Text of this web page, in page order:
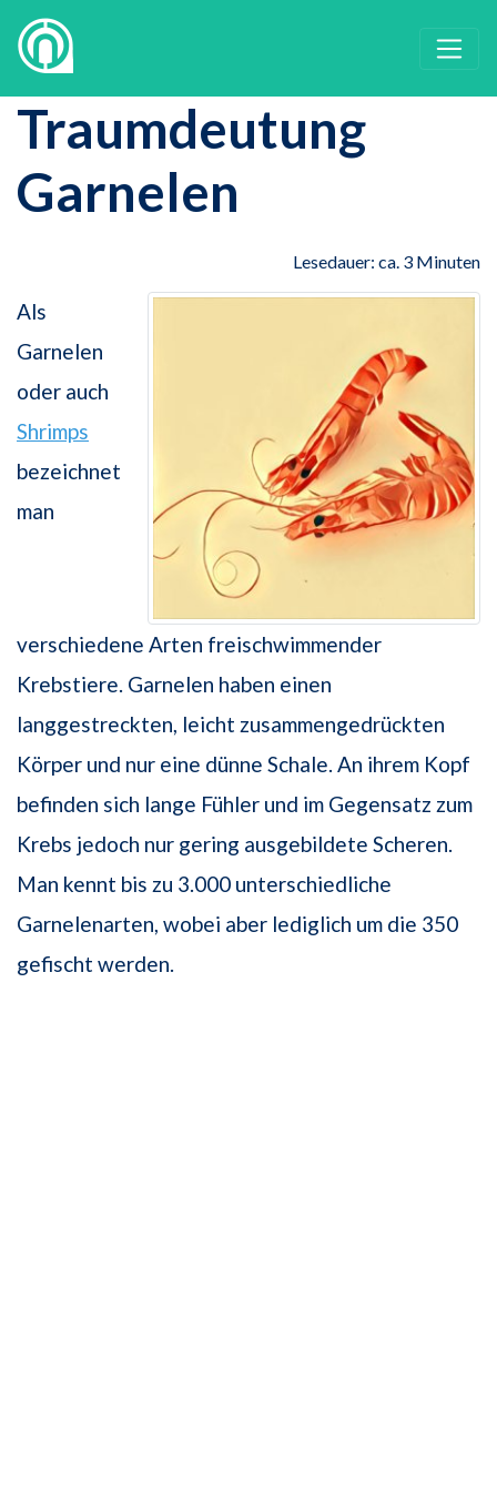
Traumdeutung
Garnelen
Lesedauer: ca. 3 Minuten
Als
Garnelen
oder auch
Shrimps
bezeichnet
man
verschiedene Arten freischwimmender
Krebstiere. Garnelen haben einen
langgestreckten, leicht zusammengedrückten
Körper und nur eine dünne Schale. An ihrem Kopf
befinden sich lange Fühler und im Gegensatz zum
Krebs jedoch nur gering ausgebildete Scheren.
Man kennt bis zu 3.000 unterschiedliche
Garnelenarten, wobei aber lediglich um die 350
gefischt werden.